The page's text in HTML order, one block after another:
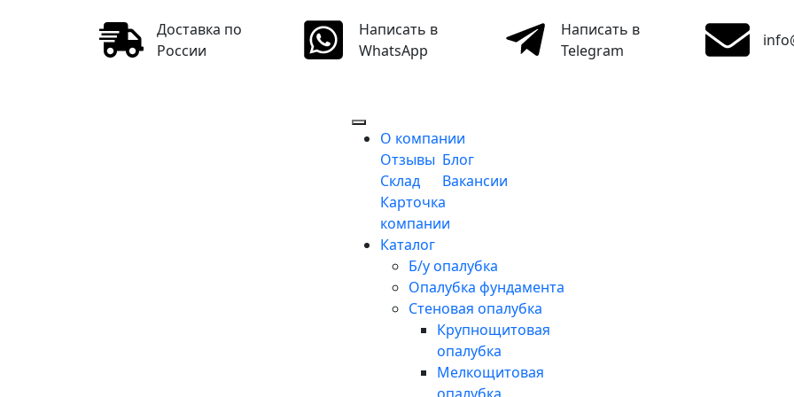
Доставка по
России
Написать в
WhatsApp
Написать в
Telegram
О компании
Отзывы Блог
Склад
Вакансии
Карточка
компании
Каталог
Б/у опалубка
Опалубка фундамента
Стеновая опалубка
Крупнощитовая
опалубка
Мелкощитовая